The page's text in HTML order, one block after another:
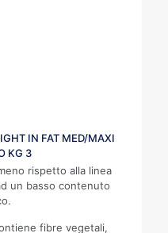
IN FAT MED/MAXI
KG 3
rispetto alla linea
un basso contenuto
fibre vegetali,